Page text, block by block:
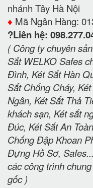
nhánh Tây Hà Nội
♦️ Mã Ngân Hàng:
?Liên hệ:
( Công ty chuyên
Sắt WELKO Safes
Đình, Két Sắt Hàn
Sắt Chống Cháy,
Ngân, Két Sắt Thả
khách sạn, Két sắt
Đúc, Két Sắt An
Chống Đập Khoan
Đựng Hồ Sơ,
các công trình
gốc )